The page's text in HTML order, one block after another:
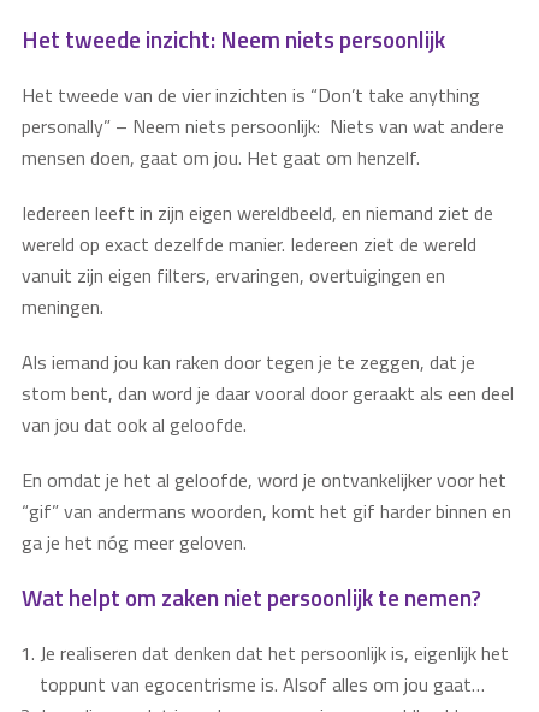
Het tweede inzicht: Neem niets persoonlijk
Het tweede van de vier inzichten is “Don’t take anything
personally” – Neem niets persoonlijk: Niets van wat andere
mensen doen, gaat om jou. Het gaat om henzelf.
Iedereen leeft in zijn eigen wereldbeeld, en niemand ziet de
wereld op exact dezelfde manier. Iedereen ziet de wereld
vanuit zijn eigen filters, ervaringen, overtuigingen en
meningen.
Als iemand jou kan raken door tegen je te zeggen, dat je
stom bent, dan word je daar vooral door geraakt als een deel
van jou dat ook al geloofde.
En omdat je het al geloofde, word je ontvankelijker voor het
“gif” van andermans woorden, komt het gif harder binnen en
ga je het nóg meer geloven.
Wat helpt om zaken niet persoonlijk te nemen?
Je realiseren dat denken dat het persoonlijk is, eigenlijk het
toppunt van egocentrisme is. Alsof alles om jou gaat…